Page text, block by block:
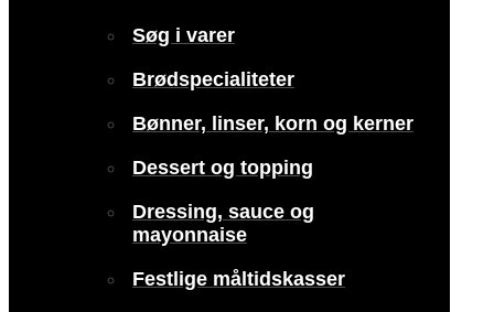
Søg i varer
Brødspecialiteter
Bønner, linser, korn og kerner
Dessert og topping
Dressing, sauce og
mayonnaise
Festlige måltidskasser